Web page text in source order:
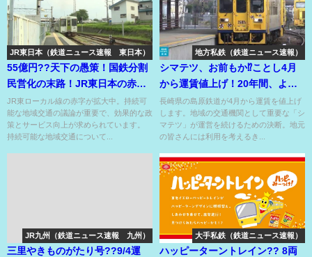
JR東日本（鉄道ニュース速報 東日本）
55億円??天下の愚策！国鉄分割
民営化の末路！JR東日本の赤字
路線公開処刑！データアリ〼！
JR東ローカル線の赤字が拡大中。持続可
能な地域交通の議論が重要で、効果的な政
策とサービス向上が求められています。
持続可能な地域交通について...
地方私鉄（鉄道ニュース速報）
シマテツ、お前もか⁉ことし4月
から運賃値上げ！20年間、よく
頑張ったな！
長崎県の島原鉄道が4月から運賃を値上げ
します。地域の交通機関として重要な「シ
マテツ」が運営を続けるための決断。地元
の皆さんには利用を考えるき...
JR九州（鉄道ニュース速報 九州）
三里やきものがたり号??9/4運
大手私鉄（鉄道ニュース速報）
ハッピーターントレイン?? 8両